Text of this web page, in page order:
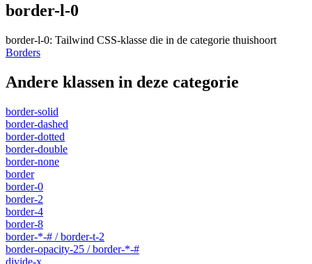
border-l-0
border-l-0: Tailwind CSS-klasse die in de categorie thuishoort
Borders
Andere klassen in deze categorie
border-solid
border-dashed
border-dotted
border-double
border-none
border
border-0
border-2
border-4
border-8
border-*-# / border-t-2
border-opacity-25 / border-*-#
divide-x